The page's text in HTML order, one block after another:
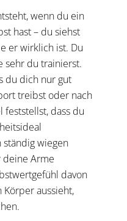
wenn du ein
hast – du siehst
er wirklich ist. Du
sehr du trainierst.
du dich nur gut
treibst oder nach
feststellst, dass du
wiegen
deine Arme
davon
Körper aussieht,